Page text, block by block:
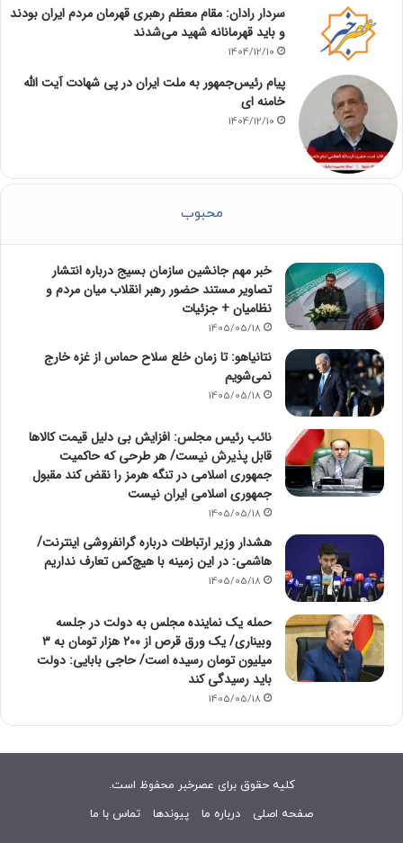
سردار رادان: مقام معظم رهبری قهرمان مردم ایران بودند
و باید قهرمانانه شهید می‌شدند
1404/12/10
پیام رئیس‌جمهور به ملت ایران در پی شهادت آیت الله
خامنه ای
1404/12/10
محبوب
خبر مهم جانشین سازمان بسیج درباره انتشار
تصاویر مستند حضور رهبر انقلاب میان مردم و
نظامیان + جزئیات
1405/05/18
نتانیاهو: تا زمان خلع سلاح حماس از غزه خارج
نمی‌شویم
1405/05/18
نائب رئیس مجلس: افزایش بی دلیل قیمت کالاها
قابل پذیرش نیست/ هر طرحی که حاکمیت
جمهوری اسلامی در تنگه هرمز را نقض کند مقبول
جمهوری اسلامی ایران نیست
1405/05/18
هشدار وزیر ارتباطات درباره گرانفروشی اینترنت/
هاشمی: در این زمینه با هیچ‌کس تعارف نداریم
1405/05/18
حمله یک نماینده مجلس به دولت در جلسه
وبیناری/ یک ورق قرص از ۲۰۰ هزار تومان به ۳
میلیون تومان رسیده است/ حاجی بابایی: دولت
باید رسیدگی کند
1405/05/18
کلیه حقوق برای عصرخبر محفوظ است.
صفحه اصلی
درباره ما پیوندها تماس با ما